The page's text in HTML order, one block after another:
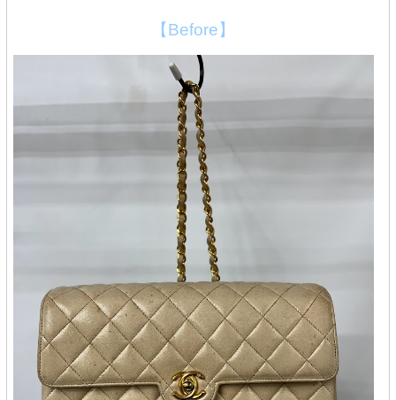
【Before】